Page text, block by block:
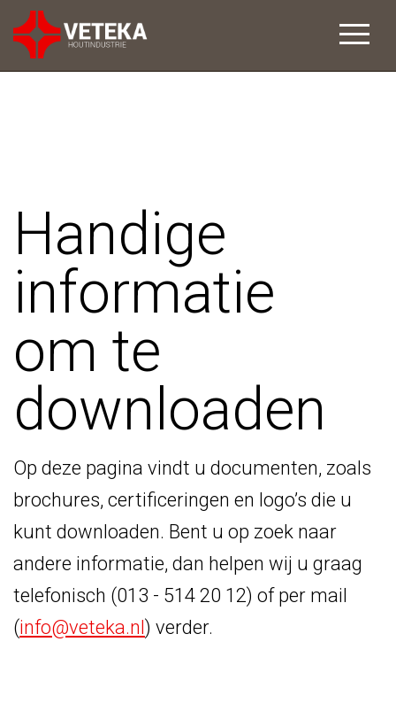
Handige
informatie
om te
downloaden
Op deze pagina vindt u documenten, zoals
brochures, certificeringen en logo’s die u
kunt downloaden. Bent u op zoek naar
andere informatie, dan helpen wij u graag
telefonisch (013 - 514 20 12) of per mail
(info@veteka.nl) verder.